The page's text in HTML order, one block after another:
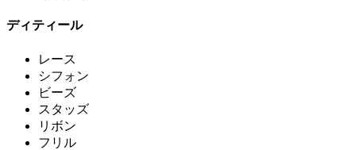
ディティール
レース
シフォン
ビーズ
スタッズ
リボン
フリル